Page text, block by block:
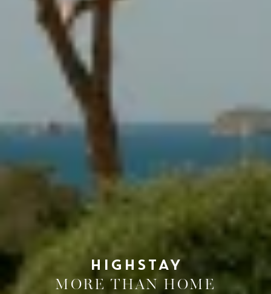
HIGHSTAY
MORE THAN HOME